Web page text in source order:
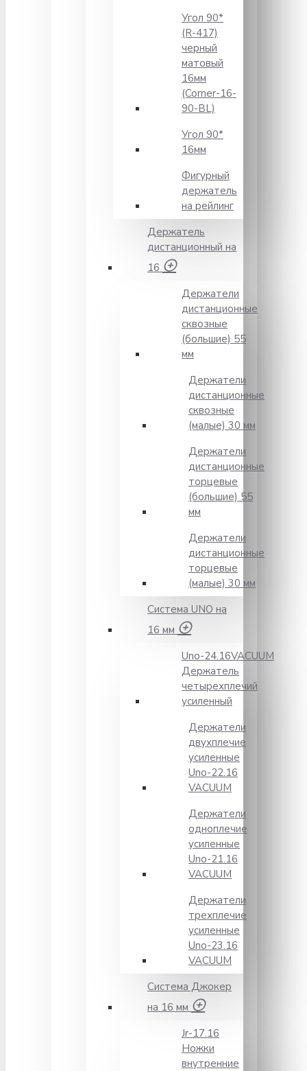
Угол 90*
(R-417)
черный
матовый
16мм
(Corner-16-
90-BL)
Угол 90*
16мм
Фигурный
держатель
на рейлинг
Держатель
дистанционный на
16
Держатели
дистанционные
сквозные
(большие) 55
мм
Держатели
дистанционные
сквозные
(малые) 30 мм
Держатели
дистанционные
торцевые
(большие) 55
мм
Держатели
дистанционные
торцевые
(малые) 30 мм
Система UNO на
16 мм
Unо-24.16VACUUM
Держатель
четырехплечий
усиленный
Держатели
двухплечие
усиленные
Unо-22.16
VACUUM
Держатели
одноплечие
усиленные
Uno-21.16
VACUUM
Держатели
трехплечие
усиленные
Unо-23.16
VACUUM
Система Джокер
на 16 мм
Jr-17.16
Ножки
внутренние